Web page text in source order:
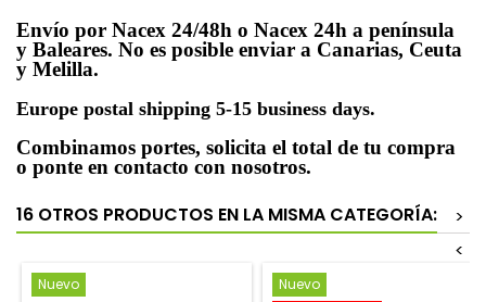
Envío por Nacex 24/48h o Nacex 24h a península
y Baleares. No es posible enviar a Canarias, Ceuta
y Melilla.
Europe postal shipping 5-15 business days.
Combinamos portes, solicita el total de tu compra
o ponte en contacto con nosotros.
16 OTROS PRODUCTOS EN LA MISMA CATEGORÍA:
>
<
Nuevo
Nuevo